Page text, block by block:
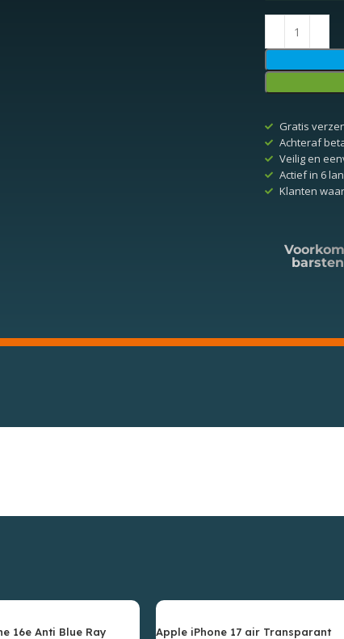
Gratis
Achteraf
Veilig en
Actief in 6
Klanten
barsten
16e Anti Blue Ray
Apple iPhone 17 air Transparant